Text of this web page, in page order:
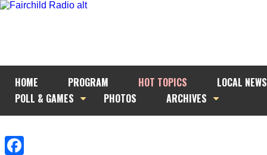
HOME PROGRAM HOT TOPICS
LOCAL NEWS
POLL & GAMES
PHOTOS ARCHIVES